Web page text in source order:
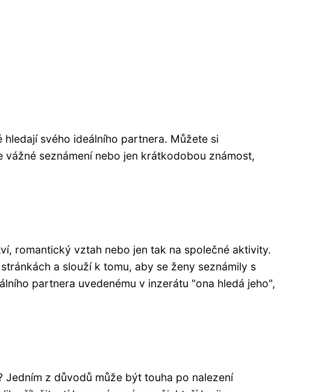
svého ideálního partnera. Můžete si
seznámení nebo jen krátkodobou známost,
romantický vztah nebo jen tak na společné aktivity.
a slouží k tomu, aby se ženy seznámily s
partnera uvedenému v inzerátu "ona hledá jeho",
Jedním z důvodů může být touha po nalezení